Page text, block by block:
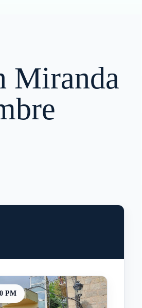
Miranda
PM